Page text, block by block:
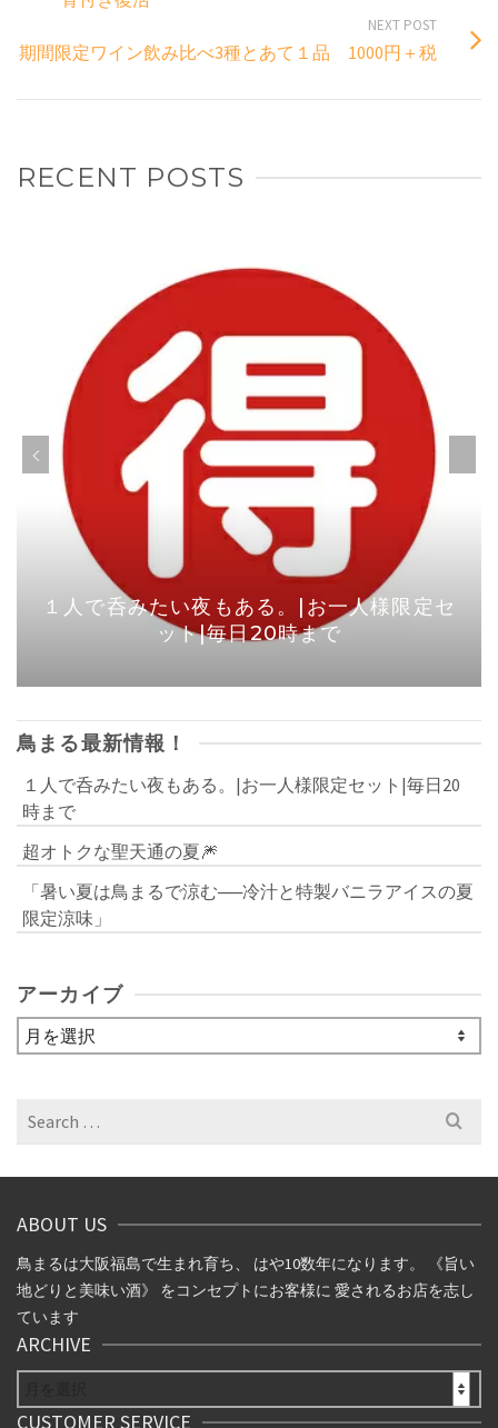
NEXT POST
期間限定ワイン飲み比べ3種とあて１品 1000円＋税
RECENT POSTS
１人で呑みたい夜もある。|お一人様限定セ
ット|毎日20時まで
鳥まる最新情報！
１人で呑みたい夜もある。|お一人様限定セット|毎日20
時まで
超オトクな聖天通の夏🎆
「暑い夏は鳥まるで涼む──冷汁と特製バニラアイスの夏
限定涼味」
アーカイブ
ア
ー
Search
ABOUT US
鳥まるは大阪福島で生まれ育ち、 はや10数年になります。 《旨い
地どりと美味い酒》 をコンセプトにお客様に 愛されるお店を志し
ています
ARCHIVE
CUSTOMER SERVICE